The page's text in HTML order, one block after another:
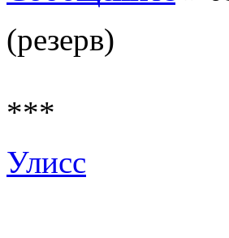
(резерв)
***
Улисс